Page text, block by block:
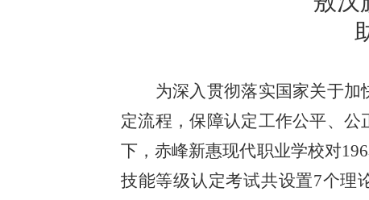
为深入贯彻落实国家关于
定流程，保障认定工作公平、
下，赤峰新惠现代职业学校对
技能等级认定考试共设置7个理